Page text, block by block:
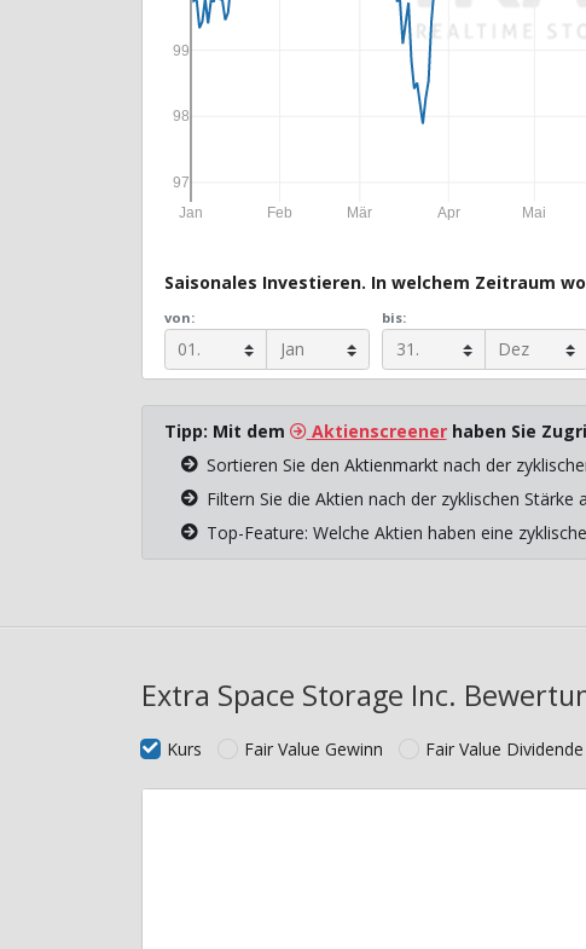
Jan Feb Mär Apr Mai
97
98
99
Saisonales Investieren. In welchem Zeitraum
von: bis:
Tipp: Mit dem Aktienscreenerhaben Sie
Sortieren Sie den Aktienmarkt nach der
Filtern Sie die Aktien nach der zyklischen
Top-Feature: Welche Aktien haben eine
Extra Space Storage Inc.
Kurs Fair Value Gewinn Fair Value Dividende